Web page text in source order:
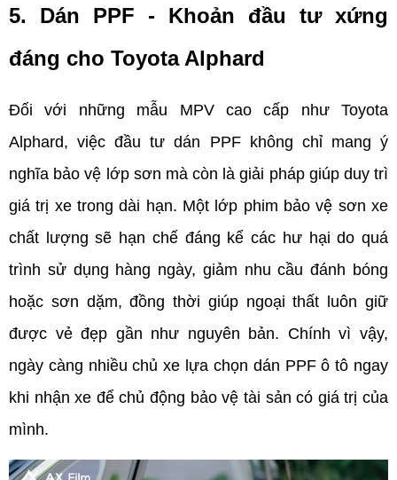
5. Dán PPF - Khoản đầu tư xứng
đáng cho Toyota Alphard
Đối với những mẫu MPV cao cấp như Toyota
Alphard, việc đầu tư dán PPF không chỉ mang ý
nghĩa bảo vệ lớp sơn mà còn là giải pháp giúp duy trì
giá trị xe trong dài hạn. Một lớp phim bảo vệ sơn xe
chất lượng sẽ hạn chế đáng kể các hư hại do quá
trình sử dụng hàng ngày, giảm nhu cầu đánh bóng
hoặc sơn dặm, đồng thời giúp ngoại thất luôn giữ
được vẻ đẹp gần như nguyên bản. Chính vì vậy,
ngày càng nhiều chủ xe lựa chọn dán PPF ô tô ngay
khi nhận xe để chủ động bảo vệ tài sản có giá trị của
mình.